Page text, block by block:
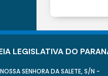
LEGISLATIVA DO
SENHORA DA SALETE, S/N -